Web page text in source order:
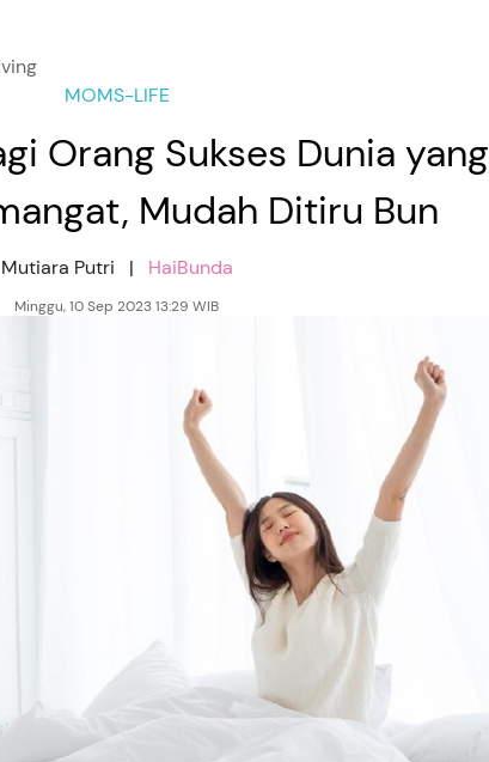
MOMS-LIFE
Orang Sukses Dunia yang
Mudah Ditiru Bun
Mutiara Putri | HaiBunda
Minggu, 10 Sep 2023 13:29 WIB